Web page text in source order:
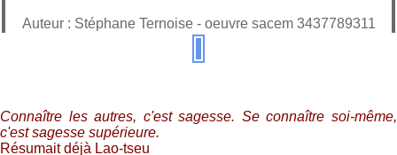
Auteur : Stéphane Ternoise - oeuvre sacem 3437789311
Connaître les autres, c'est sagesse. Se connaître soi-même,
c'est sagesse supérieure.
Résumait déjà Lao-tseu